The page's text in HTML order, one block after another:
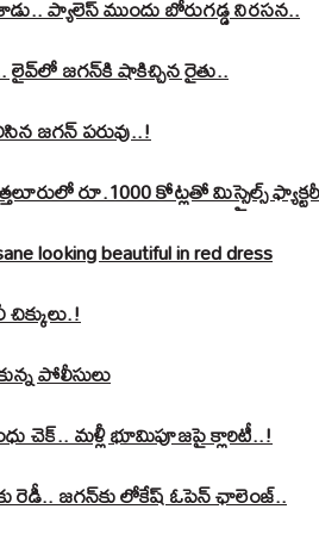
ప్యాలెస్‌ ముందు బోరుగడ్డ నిరసన..
లైవ్‌లో జగన్‌కి షాకిచ్చిన రైతు..
జగన్ పరువు..!
రూ.1000 కోట్లతో మిస్సైల్స్
looking beautiful in red dress
పోలీసులు
చెక్.. మళ్లీ భూమిపూజపై క్లారిటీ..!
రెడీ.. జగన్‌కు లోకేష్‌ ఓపెన్ ఛాలెంజ్..